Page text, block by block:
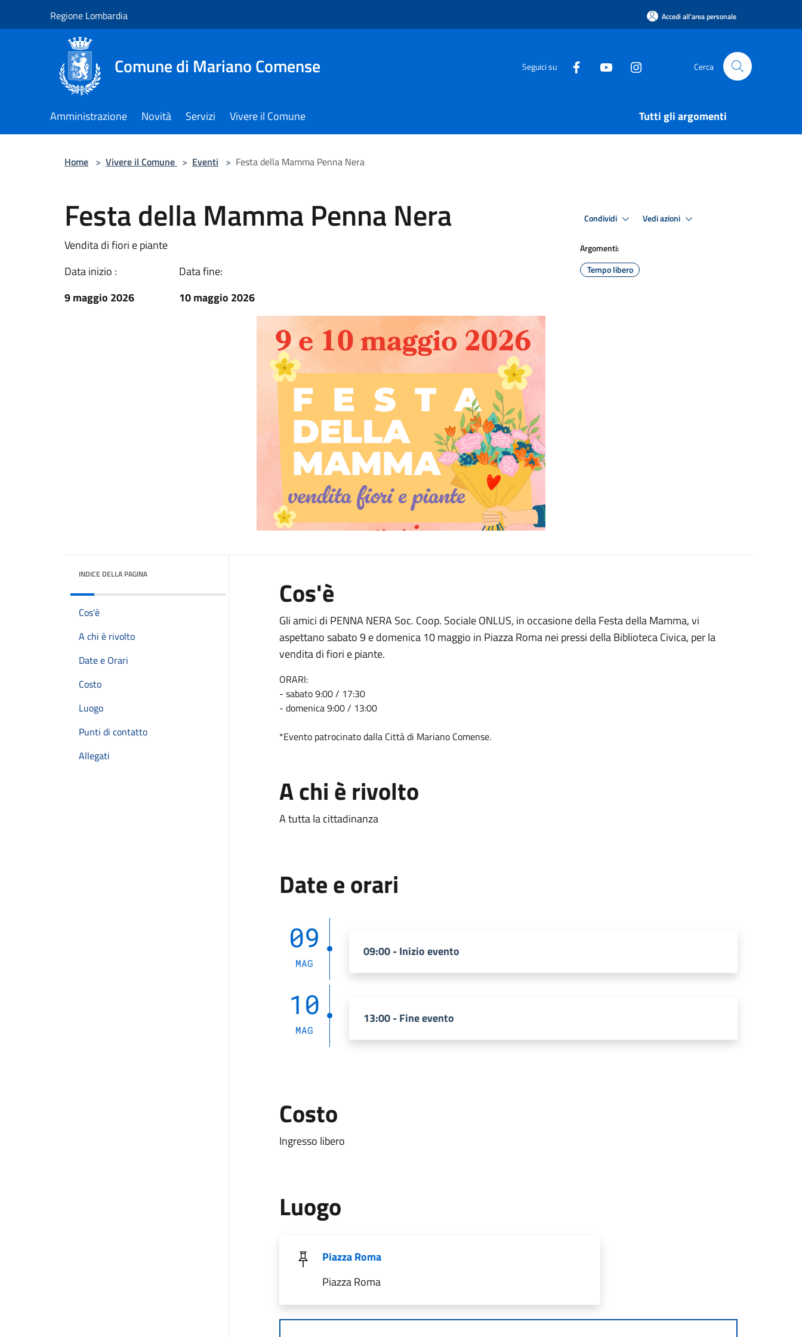
Regione Lombardia Accedi all'area personale
Comune di Mariano Comense Seguici su Cerca
Amministrazione Novità Servizi Vivere il Comune Tutti gli argomenti
Home > Vivere il Comune > Eventi > Festa della Mamma Penna Nera
Festa della Mamma Penna Nera
Vendita di fiori e piante
Data inizio :
9 maggio 2026
Data fine:
10 maggio 2026
Condividi Vedi azioni
Argomenti:
Tempo libero
INDICE DELLA PAGINA
Cos'è
A chi è rivolto
Date e Orari
Costo
Luogo
Punti di contatto
Allegati
Cos'è
Gli amici di PENNA NERA Soc. Coop. Sociale ONLUS, in occasione della Festa della Mamma, vi
aspettano sabato 9 e domenica 10 maggio in Piazza Roma nei pressi della Biblioteca Civica, per la
vendita di fiori e piante.
ORARI:
- sabato 9:00 / 17:30
- domenica 9:00 / 13:00
*Evento patrocinato dalla Città di Mariano Comense.
A chi è rivolto
A tutta la cittadinanza
Date e orari
09
MAG
09:00 - Inizio evento
10
MAG
13:00 - Fine evento
Costo
Ingresso libero
Luogo
Piazza Roma
Piazza Roma